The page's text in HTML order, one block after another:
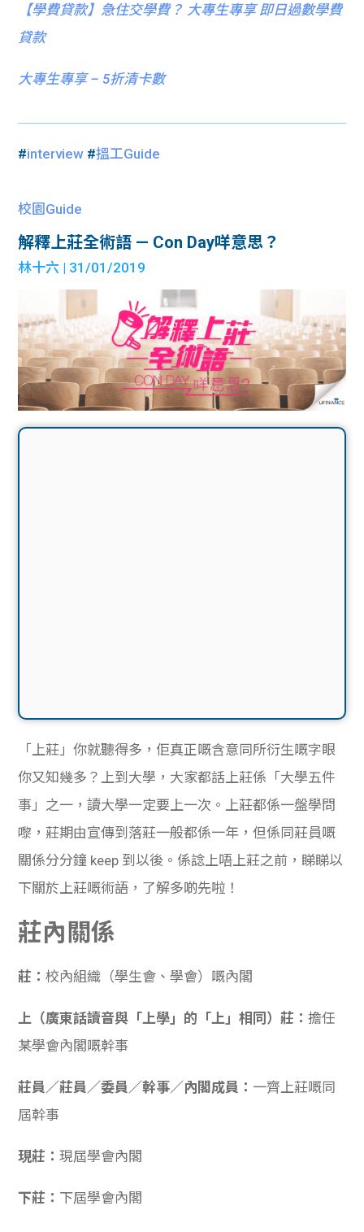
【學費貸款】急住交學費？ 大專生專享 即日過數學費
貸款
大專生專享 – 5折清卡數
#interview #搵工Guide
校園Guide
解釋上莊全術語 — Con Day咩意思？
林十六 | 31/01/2019
「上莊」你就聽得多，佢真正嘅含意同所衍生嘅字眼
你又知幾多？上到大學，大家都話上莊係「大學五件
事」之一，讀大學一定要上一次。上莊都係一盤學問
嚟，莊期由宣傳到落莊一般都係一年，但係同莊員嘅
關係分分鐘 keep 到以後。係諗上唔上莊之前，睇睇以
下關於上莊嘅術語，了解多啲先啦！
莊內關係
莊：校內組織（學生會、學會）嘅內閣
上（廣東話讀音與「上學」的「上」相同）莊：擔任
某學會內閣嘅幹事
莊員／莊員／委員／幹事／內閣成員： 一齊上莊嘅同
屆幹事
現莊：現屆學會內閣
下莊： 下屆學會內閣